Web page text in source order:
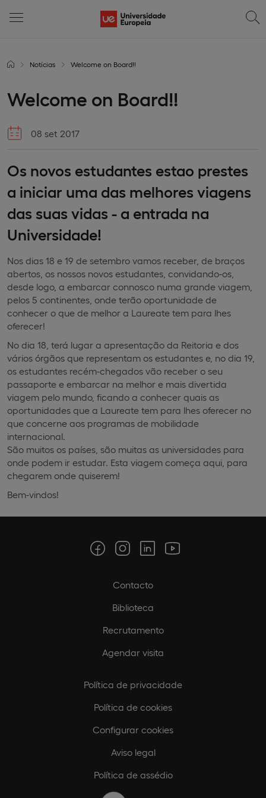
Notícias Welcome on Board!!
Welcome on Board!!
08 set 2017
Os novos estudantes estao prestes
a iniciar uma das melhores viagens
das suas vidas - a entrada na
Universidade!
Nos dias 18 e 19 de setembro vamos receber, de braços
abertos, os nossos novos estudantes, convidando-os,
desde logo, a embarcar connosco numa grande viagem,
pelos 5 continentes, onde terão oportunidade de
conhecer o que de melhor a Laureate tem para lhes
oferecer!
No dia 18, terá lugar a apresentação da Reitoria e dos
vários órgãos que representam os estudantes e, no dia 19,
os estudantes recém-chegados vão receber o seu
passaporte e embarcar na melhor e mais divertida
viagem pelo mundo, ficando a conhecer quais as
oportunidades que a Laureate tem para lhes oferecer no
que concerne aos programas de mobilidade
internacional.
São muitos os países, são muitas as universidades para
onde podem ir estudar. Esta viagem começa aqui, para
chegarem onde quiserem!
Bem-vindos!
Contacto
Biblioteca
Recrutamento
Agendar visita
Política de privacidade
Política de cookies
Configurar cookies
Aviso legal
Política de assédio